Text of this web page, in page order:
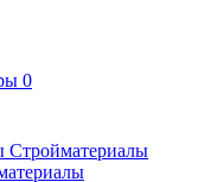
0
Стройматериалы